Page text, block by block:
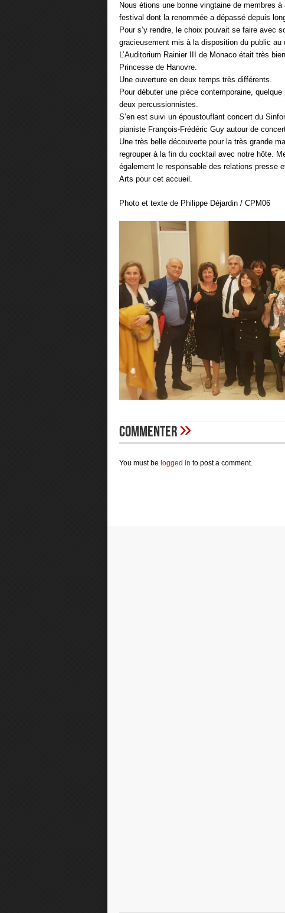
Nous étions une bonne vingtaine de membres
festival dont la renommée a dépassé depuis
Pour s’y rendre, le choix pouvait se faire avec
gracieusement mis à la disposition du public
L’Auditorium Rainier III de Monaco était très
Princesse de Hanovre.
Une ouverture en deux temps très différents.
Pour débuter une pièce contemporaine,
deux percussionnistes.
S’en est suivi un époustouflant concert du
pianiste François-Frédéric Guy autour de
Une très belle découverte pour la très grande
regrouper à la fin du cocktail avec notre hôte.
également le responsable des relations presse
Arts pour cet accueil.
Photo et texte de Philippe Déjardin / CPM06
Commenter»
You must be logged in to post a comment.